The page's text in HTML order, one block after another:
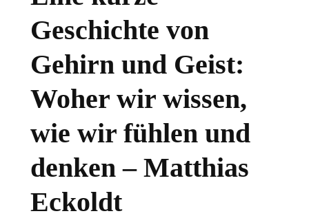
Geschichte von
Gehirn und Geist:
Woher wir wissen,
wie wir fühlen und
denken – Matthias
Eckoldt